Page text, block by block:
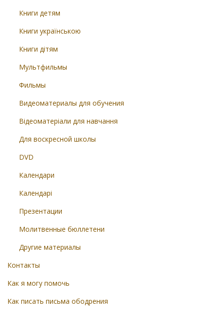
Книги детям
Книги українською
Книги дітям
Мультфильмы
Фильмы
Видеоматериалы для обучения
Відеоматеріали для навчання
Для воскресной школы
DVD
Календари
Календарі
Презентации
Молитвенные бюллетени
Другие материалы
Контакты
Как я могу помочь
Как писать письма ободрения